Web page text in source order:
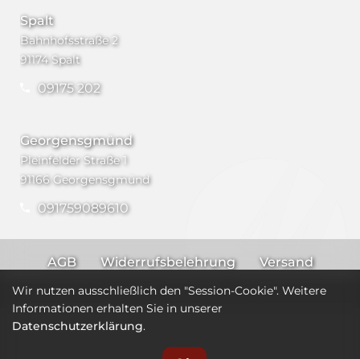
Spalt
Bahnhofsstraße 2
91174 Spalt
09175 202
Georgensgmünd
Pleinfelder Straße 1
91166 Georgensgmünd
091759089610
AGB Widerrufsbelehrung
Versand
Impressum
Datenschutz
Wir nutzen ausschließlich den "Session-Cookie". Weitere
Informationen erhalten Sie in unserer
Datenschutzerklärung.